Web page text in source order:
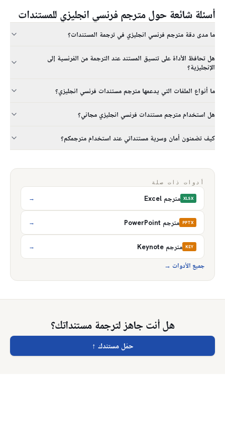
أسئلة شائعة حول مترجم فرنسي انجليزي للمستندات
ما مدى دقة مترجم فرنسي انجليزي في ترجمة المستندات؟
هل تحافظ الأداة على تنسيق المستند عند الترجمة من الفرنسية إلى
الإنجليزية؟
ما أنواع الملفات التي يدعمها مترجم مستندات فرنسي انجليزي؟
هل استخدام مترجم مستندات فرنسي انجليزي مجاني؟
كيف تضمنون أمان وسرية مستنداتي عند استخدام مترجمكم؟
أدوات ذات صلة
XLSX مترجم Excel →
PPTX مترجم PowerPoint →
KEY مترجم Keynote →
جميع الأدوات →
هل أنت جاهز لترجمة مستنداتك؟
حمّل مستندك ↑